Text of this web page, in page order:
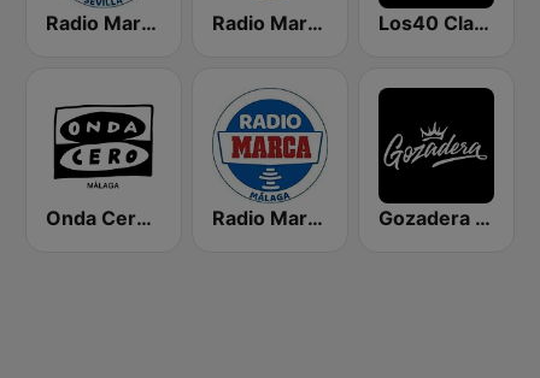
Radio Marca Sevilla Radio Marca Nacional Los40 Classic
Onda Cero Málaga Radio Marca Málaga Gozadera FM